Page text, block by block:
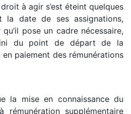
à agir s’est éteint quelques
la date de ses assignations,
pose un cadre nécessaire,
du point de départ de la
paiement des rémunérations
la mise en connaissance du
supplémentaire